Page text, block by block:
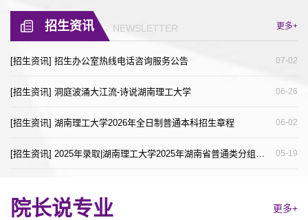
招生资讯 NEWSLETTER 更多+
[招生资讯] 招生办公室热线电话咨询服务公告 07-02
[招生资讯] 洞庭波涌大江流-诗说湖南理工大学 06-26
[招生资讯] 湖南理工大学2026年全日制普通本科招生章程 06-02
[招生资讯] 2025年录取|湖南理工大学2025年湖南省普通类分组分专业录取分数及位次 05-19
院长说专业 更多+